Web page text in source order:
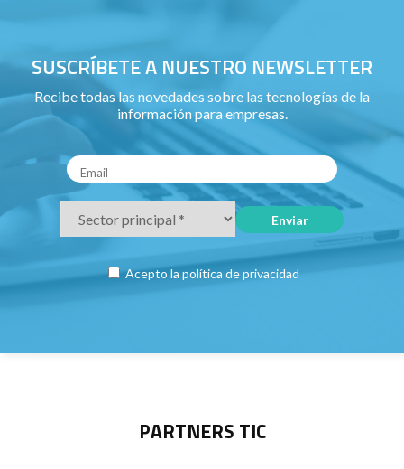
SUSCRÍBETE A NUESTRO NEWSLETTER
Recibe todas las novedades sobre las tecnologías de la
información para empresas.
Acepto la política de privacidad
PARTNERS TIC